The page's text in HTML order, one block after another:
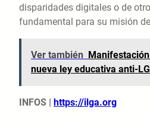
disparidades digitales o de
fundamental para su misión
Ver también
nueva ley educativa anti-
INFOS | https://ilga.org